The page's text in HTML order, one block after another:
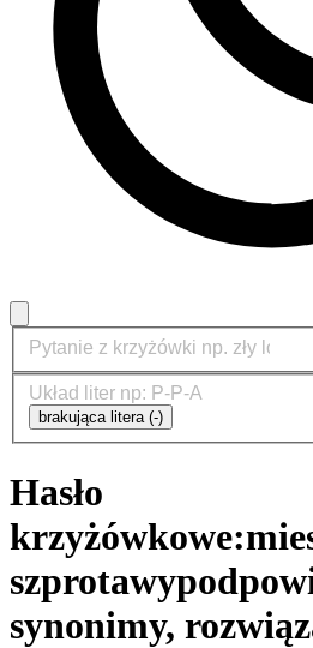
brakująca litera (-)
Hasło
krzyżówkowe:
szprotawy
synonimy,